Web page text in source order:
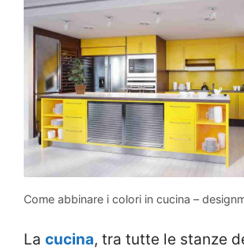
Come abbinare i colori in cucina –
La cucina, tra tutte le stanze